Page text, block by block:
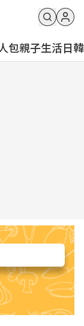
包親子生活日韓